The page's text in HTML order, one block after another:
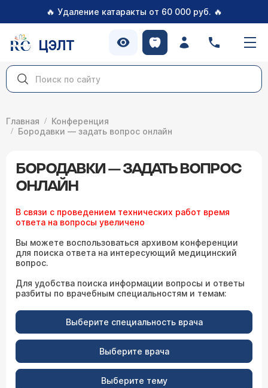
🔥 Удаление катаракты от 60 000 руб. 🔥
ЦЭЛТ
Главная
Конференция
Бородавки — задать вопрос онлайн
БОРОДАВКИ — ЗАДАТЬ ВОПРОС
ОНЛАЙН
В связи с проведением технических работ время
ответа на вопросы увеличено
Вы можете воспользоваться архивом конференции
для поиска ответа на интересующий медицинский
вопрос.
Для удобства поиска информации вопросы и ответы
разбиты по врачебным специальностям и темам:
Выберите специальность врача
Выберите врача
Выберите тему